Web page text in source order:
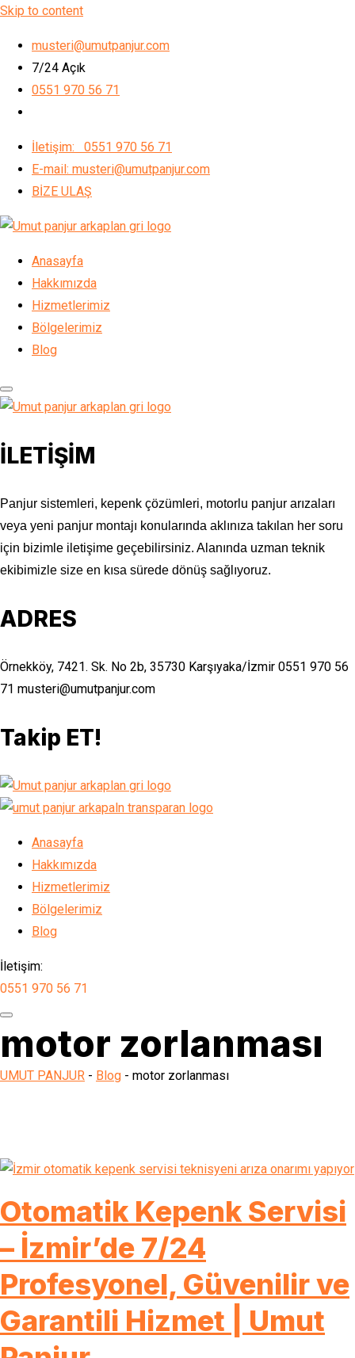
Skip to content
musteri@umutpanjur.com
7/24 Açık
0551 970 56 71
İletişim: 0551 970 56 71
E-mail: musteri@umutpanjur.com
BİZE ULAŞ
Anasayfa
Hakkımızda
Hizmetlerimiz
Bölgelerimiz
Blog
İLETİŞİM
Panjur sistemleri, kepenk çözümleri, motorlu panjur arızaları
veya yeni panjur montajı konularında aklınıza takılan her soru
için bizimle iletişime geçebilirsiniz. Alanında uzman teknik
ekibimizle size en kısa sürede dönüş sağlıyoruz.
ADRES
Örnekköy, 7421. Sk. No 2b, 35730 Karşıyaka/İzmir 0551 970 56
71 musteri@umutpanjur.com
Takip ET!
Anasayfa
Hakkımızda
Hizmetlerimiz
Bölgelerimiz
Blog
İletişim:
0551 970 56 71
motor zorlanması
UMUT PANJUR - Blog - motor zorlanması
Otomatik Kepenk Servisi
– İzmir’de 7/24
Profesyonel, Güvenilir ve
Garantili Hizmet | Umut